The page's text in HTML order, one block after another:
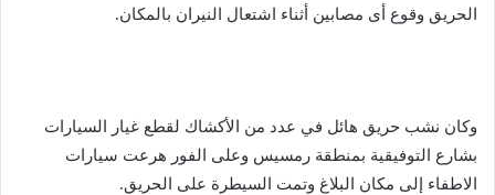
الحريق وقوع أى مصابين أثناء اشتعال النيران بالمكان.
وكان نشب حريق هائل في عدد من الأكشاك لقطع غيار السيارات
بشارع التوفيقية بمنطقة رمسيس وعلى الفور هرعت سيارات
الاطفاء إلى مكان البلاغ وتمت السيطرة على الحريق.